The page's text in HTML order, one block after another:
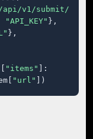
v1/submit/"
"API_KEY" },
},
"items"
]:
"url" ])